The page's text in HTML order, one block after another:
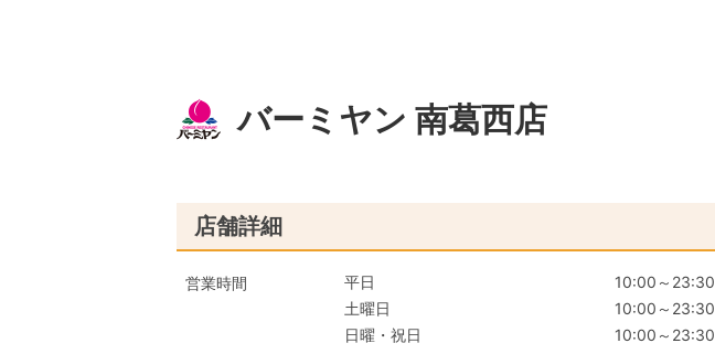
バーミヤン 南葛西店
店舗詳細
営業時間 平日
10:00～23:30
土曜日
10:00～23:30
日曜・祝日
10:00～23:30